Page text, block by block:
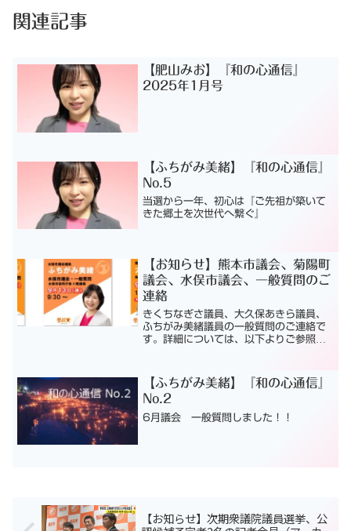
関連記事
【肥山みお】『和の心通信』
2025年1月号
【ふちがみ美緒】『和の心通信』
No.5
当選から一年、初心は『ご先祖が築いて
きた郷土を次世代へ繋ぐ』
【お知らせ】熊本市議会、菊陽町
議会、水俣市議会、一般質問のご
連絡
きくちなぎさ議員、大久保あきら議員、
ふちがみ美緒議員の一般質問のご連絡で
す。詳細については、以下よりご参照く
～（大久保あきら議員）水俣市議会
9/13 ...
【ふちがみ美緒】『和の心通信』
No.2
6月議会 一般質問しました！！
【お知らせ】次期衆議院議員選挙、公